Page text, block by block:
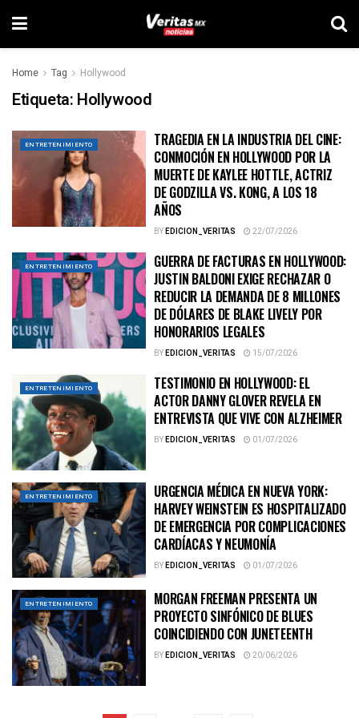
Home Tag Hollywood
Etiqueta: Hollywood
ENTRETENIMIENTO
TRAGEDIA EN LA INDUSTRIA DEL CINE:
CONMOCIÓN EN HOLLYWOOD POR LA
MUERTE DE KAYLEE HOTTLE, ACTRIZ
DE GODZILLA VS. KONG, A LOS 18
AÑOS
BYEDICION_VERITAS 22/07/2026
ENTRETENIMIENTO
GUERRA DE FACTURAS EN HOLLYWOOD:
JUSTIN BALDONI EXIGE RECHAZAR O
REDUCIR LA DEMANDA DE 8 MILLONES
DE DÓLARES DE BLAKE LIVELY POR
HONORARIOS LEGALES
BYEDICION_VERITAS 15/07/2026
ENTRETENIMIENTO
TESTIMONIO EN HOLLYWOOD: EL
ACTOR DANNY GLOVER REVELA EN
ENTREVISTA QUE VIVE CON ALZHEIMER
BYEDICION_VERITAS 01/07/2026
ENTRETENIMIENTO
URGENCIA MÉDICA EN NUEVA YORK:
HARVEY WEINSTEIN ES HOSPITALIZADO
DE EMERGENCIA POR COMPLICACIONES
CARDÍACAS Y NEUMONÍA
BYEDICION_VERITAS 01/07/2026
ENTRETENIMIENTO
MORGAN FREEMAN PRESENTA UN
PROYECTO SINFÓNICO DE BLUES
COINCIDIENDO CON JUNETEENTH
BYEDICION_VERITAS 20/06/2026